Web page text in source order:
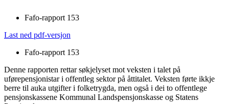
Fafo-rapport 153
Last ned pdf-versjon
Fafo-rapport 153
Denne rapporten rettar søkjelyset mot veksten i talet på
uførepensjonistar i offentleg sektor på åttitalet. Veksten førte ikkje
berre til auka utgifter i folketrygda, men også i dei to offentlege
pensjonskassene Kommunal Landspensjonskasse og Statens